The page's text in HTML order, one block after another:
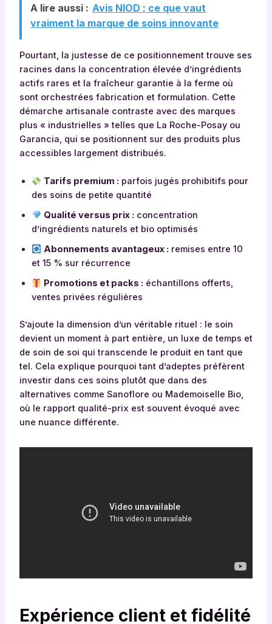
A lire aussi : Avis NIOD : ce que vaut
vraiment la marque de soins innovante
Pourtant, la justesse de ce positionnement trouve ses
racines dans la concentration élevée d’ingrédients
actifs rares et la fraîcheur garantie à la ferme où
sont orchestrées fabrication et formulation. Cette
démarche artisanale contraste avec des marques
plus « industrielles » telles que La Roche-Posay ou
Garancia, qui se positionnent sur des produits plus
accessibles largement distribués.
Tarifs premium : parfois jugés prohibitifs pour
des soins de petite quantité
Qualité versus prix : concentration
d’ingrédients naturels et bio optimisés
Abonnements avantageux : remises entre 10
et 15 % sur récurrence
Promotions et packs : échantillons offerts,
ventes privées régulières
S’ajoute la dimension d’un véritable rituel : le soin
devient un moment à part entière, un luxe de temps et
de soin de soi qui transcende le produit en tant que
tel. Cela explique pourquoi tant d’adeptes préfèrent
investir dans ces soins plutôt que dans des
alternatives comme Sanoflore ou Mademoiselle Bio,
où le rapport qualité-prix est souvent évoqué avec
une nuance différente.
Expérience client et fidélité